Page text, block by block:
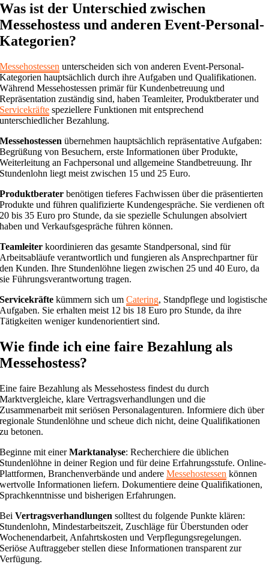
Was ist der Unterschied zwischen
Messehostess und anderen Event-Personal-
Kategorien?
Messehostessen unterscheiden sich von anderen Event-Personal-
Kategorien hauptsächlich durch ihre Aufgaben und Qualifikationen.
Während Messehostessen primär für Kundenbetreuung und
Repräsentation zuständig sind, haben Teamleiter, Produktberater und
Servicekräfte speziellere Funktionen mit entsprechend
unterschiedlicher Bezahlung.
Messehostessen übernehmen hauptsächlich repräsentative Aufgaben:
Begrüßung von Besuchern, erste Informationen über Produkte,
Weiterleitung an Fachpersonal und allgemeine Standbetreuung. Ihr
Stundenlohn liegt meist zwischen 15 und 25 Euro.
Produktberater benötigen tieferes Fachwissen über die präsentierten
Produkte und führen qualifizierte Kundengespräche. Sie verdienen oft
20 bis 35 Euro pro Stunde, da sie spezielle Schulungen absolviert
haben und Verkaufsgespräche führen können.
Teamleiter koordinieren das gesamte Standpersonal, sind für
Arbeitsabläufe verantwortlich und fungieren als Ansprechpartner für
den Kunden. Ihre Stundenlöhne liegen zwischen 25 und 40 Euro, da
sie Führungsverantwortung tragen.
Servicekräfte kümmern sich umCatering, Standpflege und logistische
Aufgaben. Sie erhalten meist 12 bis 18 Euro pro Stunde, da ihre
Tätigkeiten weniger kundenorientiert sind.
Wie finde ich eine faire Bezahlung als
Messehostess?
Eine faire Bezahlung als Messehostess findest du durch
Marktvergleiche, klare Vertragsverhandlungen und die
Zusammenarbeit mit seriösen Personalagenturen. Informiere dich über
regionale Stundenlöhne und scheue dich nicht, deine Qualifikationen
zu betonen.
Beginne mit einerMarktanalyse: Recherchiere die üblichen
Stundenlöhne in deiner Region und für deine Erfahrungsstufe. Online-
Plattformen, Branchenverbände und andereMessehostessen können
wertvolle Informationen liefern. Dokumentiere deine Qualifikationen,
Sprachkenntnisse und bisherigen Erfahrungen.
BeiVertragsverhandlungen solltest du folgende Punkte klären:
Stundenlohn, Mindestarbeitszeit, Zuschläge für Überstunden oder
Wochenendarbeit, Anfahrtskosten und Verpflegungsregelungen.
Seriöse Auftraggeber stellen diese Informationen transparent zur
Verfügung.